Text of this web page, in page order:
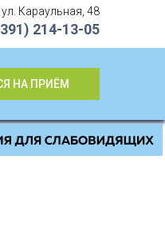
ул. Караульная, 48
214-13-05
НА ПРИЁМ